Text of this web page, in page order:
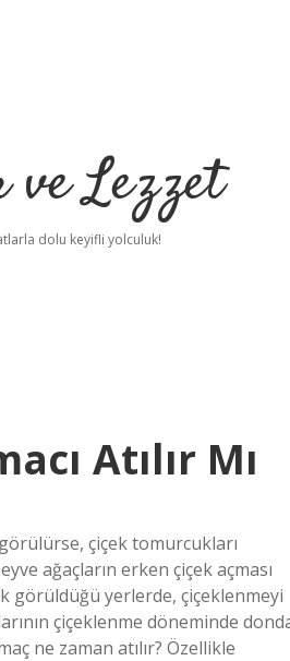
ve Lezzet
dolu keyifli yolculuk!
Atılır Mı
görülürse, çiçek tomurcukları
ağaçların erken çiçek açması
görüldüğü yerlerde, çiçeklenmeyi
çiçeklenme döneminde
ne zaman atılır? Özellikle